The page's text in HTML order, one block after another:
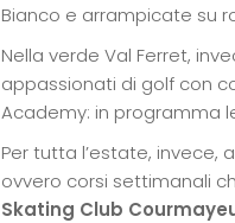
Bianco e arrampicate su
Nella verde Val Ferret,
appassionati di golf con
Academy: in programma
Per tutta l’estate, invece,
ovvero corsi settimanali
Skating Club